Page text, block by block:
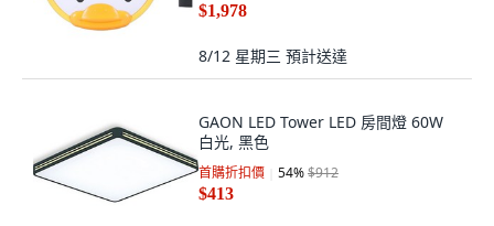
$1,978
8/12 星期三 預計送達
GAON LED Tower LED 房間燈 60W
白光, 黑色
首購折扣價 54%$912
$413